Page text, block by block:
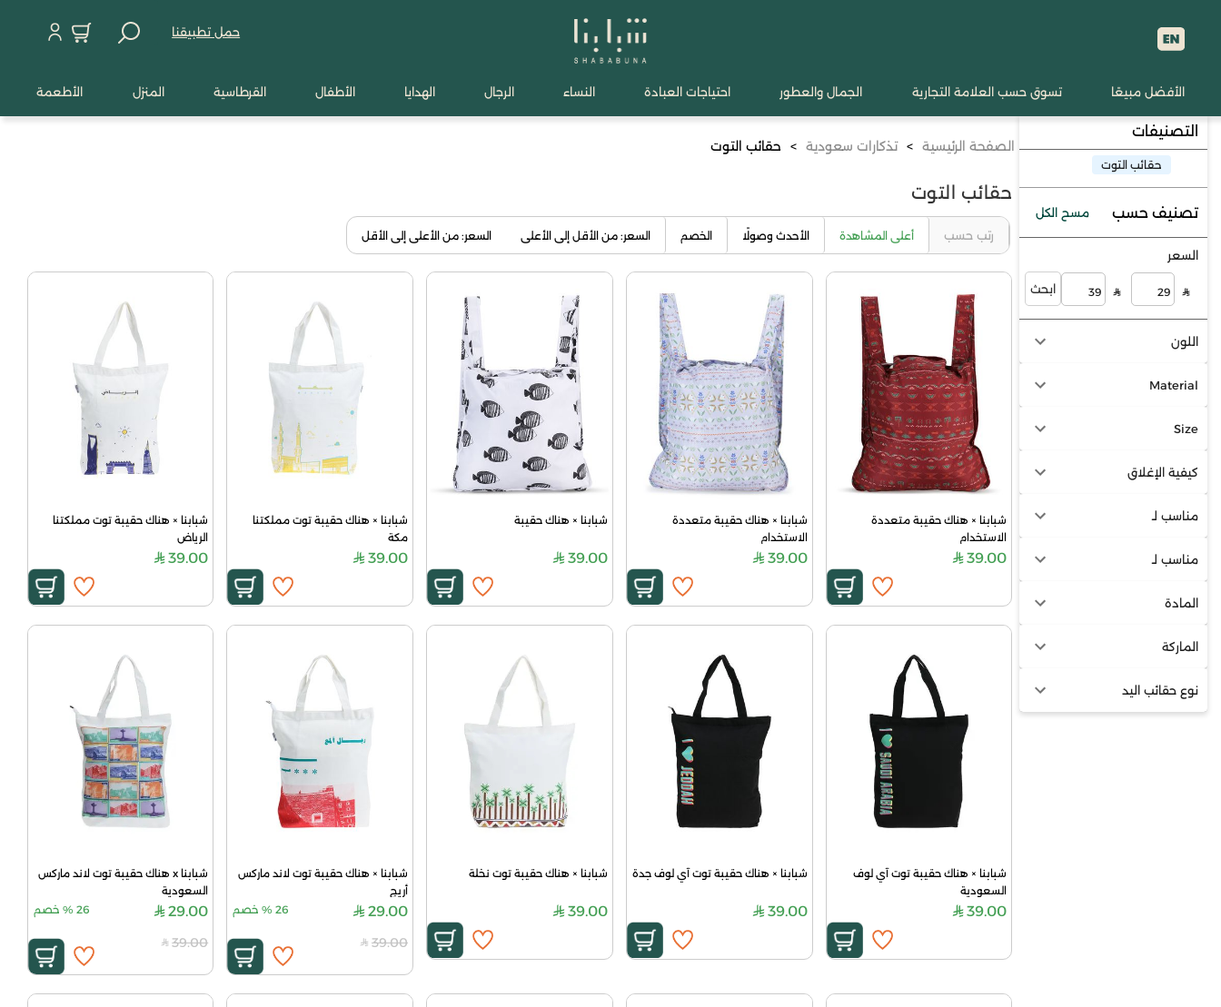
حمل تطبيقنا
الأفضل مبيعًا تسوق حسب العلامة التجارية الجمال والعطور احتياجات العبادة النساء الرجال الهدايا الأطفال القرطاسية المنزل الأطعمة
التصنيفات
حقائب التوت
تصنيف حسب مسح الكل
السعر
ابحث
اللون
Material
Size
كيفية الإغلاق
مناسب لـ
مناسب لـ
المادة
الماركة
نوع حقائب اليد
الصفحة الرئيسية > تذكارات سعودية > حقائب التوت
حقائب التوت
رتب حسب أعلى المشاهدة الأحدث وصولًا الخصم السعر: من الأقل إلى الأعلى السعر: من الأعلى إلى الأقل
شبابنا × هناك حقيبة متعددة
الاستخدام
39.00
الاستخدام
39.00
شبابنا × هناك حقيبة
39.00
مكة
39.00
الرياض
39.00
شبابنا × هناك حقيبة توت آي لوف
السعودية
39.00
شبابنا × هناك حقيبة توت آي لوف جدة
39.00
شبابنا × هناك حقيبة توت نخلة
39.00
أريج
29.00
26
% خصم
39.00
شبابنا x هناك حقيبة توت لاند ماركس
السعودية
29.00
26
% خصم
39.00